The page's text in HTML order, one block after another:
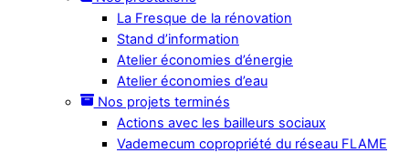
La Fresque de la rénovation
Stand d’information
Atelier économies d’énergie
Atelier économies d’eau
Nos projets terminés
Actions avec les bailleurs sociaux
Vademecum copropriété du réseau FLAME